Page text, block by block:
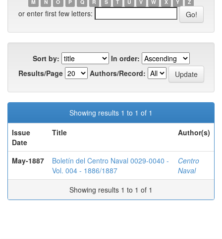
M
N O P Q R S T U V W X Y Z
or enter first few letters:
Sort by:
In order:
Results/Page
Authors/Record:
Showing results 1 to 1 of 1
Issue
Date
Title Author(s)
May-1887
Boletín del Centro Naval 0029-0040 -
Vol. 004 - 1886/1887
Centro
Naval
Showing results 1 to 1 of 1